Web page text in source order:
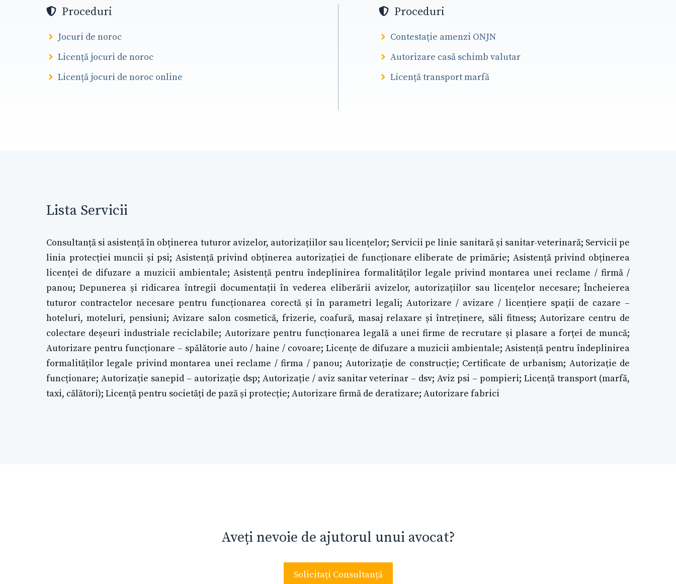
Proceduri
Jocuri de noroc
Licență jocuri de noroc
Licență jocuri de noroc online
Proceduri
Contestație amenzi ONJN
Autorizare casă schimb valutar
Licență transport marfă
Lista Servicii
Consultanță si asistență în obținerea tuturor avizelor, autorizațiilor sau licențelor; Servicii pe linie sanitară și sanitar-veterinară; Servicii pe
linia protecției muncii și psi; Asistență privind obținerea autorizației de funcționare eliberate de primărie; Asistență privind obținerea
licenței de difuzare a muzicii ambientale; Asistență pentru îndeplinirea formalităților legale privind montarea unei reclame / firmă /
panou; Depunerea și ridicarea întregii documentații în vederea eliberării avizelor, autorizațiilor sau licențelor necesare; Încheierea
tuturor contractelor necesare pentru funcționarea corectă și în parametri legali; Autorizare / avizare / licențiere spații de cazare –
hoteluri, moteluri, pensiuni; Avizare salon cosmetică, frizerie, coafură, masaj relaxare și întreținere, săli fitness; Autorizare centru de
colectare deșeuri industriale reciclabile; Autorizare pentru funcționarea legală a unei firme de recrutare și plasare a forței de muncă;
Autorizare pentru funcționare – spălătorie auto / haine / covoare; Licențe de difuzare a muzicii ambientale; Asistență pentru îndeplinirea
formalităților legale privind montarea unei reclame / firma / panou; Autorizație de construcție; Certificate de urbanism; Autorizație de
funcționare; Autorizație sanepid – autorizație dsp; Autorizație / aviz sanitar veterinar – dsv; Aviz psi – pompieri; Licență transport (marfă,
taxi, călători); Licență pentru societăți de pază și protecție; Autorizare firmă de deratizare; Autorizare fabrici
Aveți nevoie de ajutorul unui avocat?
Solicitați Consultanță